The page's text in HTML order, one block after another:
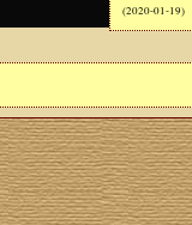
(2020-01-19)